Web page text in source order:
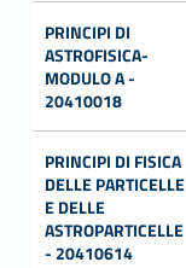
PRINCIPI DI
ASTROFISICA-
MODULO A -
20410018
PRINCIPI DI FISICA
DELLE PARTICELLE
E DELLE
ASTROPARTICELLE
- 20410614